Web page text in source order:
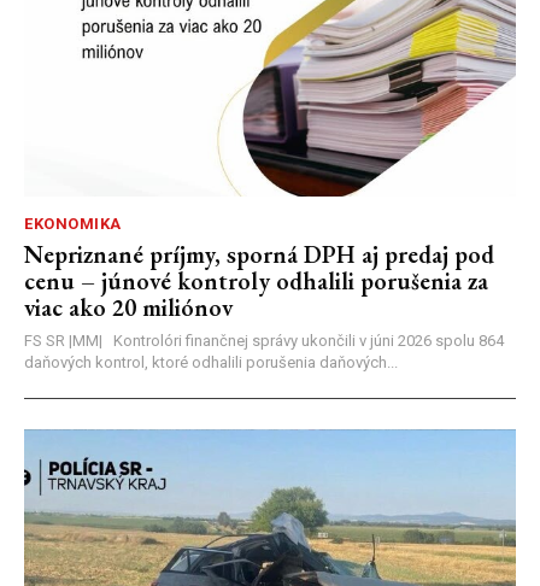
EKONOMIKA
Nepriznané príjmy, sporná DPH aj predaj pod
cenu – júnové kontroly odhalili porušenia za
viac ako 20 miliónov
FS SR |MM| Kontrolóri finančnej správy ukončili v júni 2026 spolu 864
daňových kontrol, ktoré odhalili porušenia daňových...